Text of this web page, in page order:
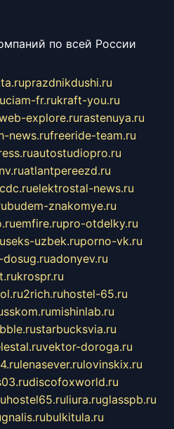
по всей России
prazdnikdushi.ru
ciam-fr.rukraft-you.ru
explore.rurastenuya.ru
news.rufreeride-team.ru
autostudiopro.ru
atlantpereezd.ru
elektrostal-news.ru
budem-znakomye.ru
emfire.rupro-otdelky.ru
seks-uzbek.ruporno-vk.ru
adonyev.ru
krospr.ru
2rich.ruhostel-65.ru
mishinlab.ru
starbucksvia.ru
vektor-doroga.ru
lenasever.rulovinskix.ru
discofoxworld.ru
hostel65.ruliura.ruglasspb.ru
gnalis.rubulkitula.ru